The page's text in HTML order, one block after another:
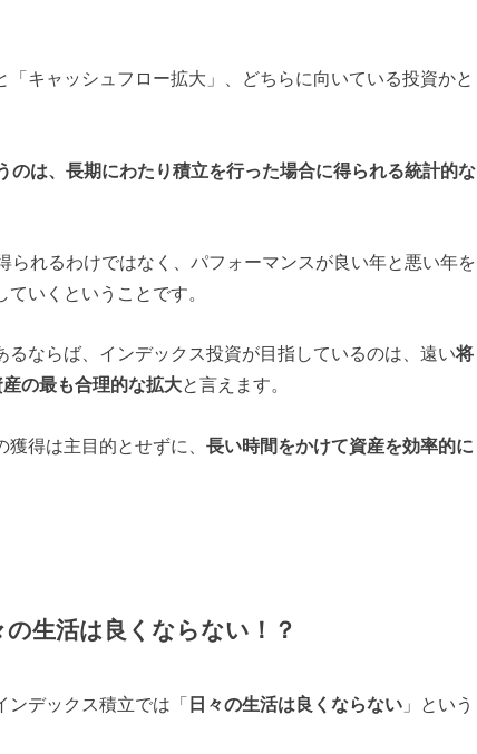
キャッシュフロー拡大」、どちらに向いている投資かと
のは、長期にわたり積立を行った場合に得られる統計的な
られるわけではなく、パフォーマンスが良い年と悪い年を
いくということです。
ならば、インデックス投資が目指しているのは、遠い将
の最も合理的な拡大と言えます。
得は主目的とせずに、 長い時間をかけて資産を効率的に
生活は良くならない！？
ンデックス積立では「 日々の生活は良くならない 」という